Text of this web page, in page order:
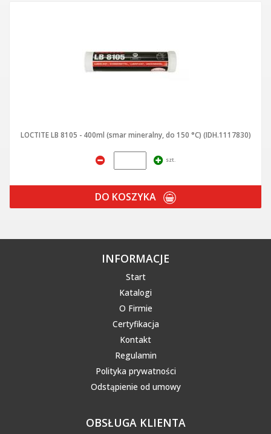
LOCTITE LB 8105 - 400ml (smar mineralny, do 150 °C) (IDH.1117830)
szt.
DO KOSZYKA
INFORMACJE
Start
Katalogi
O Firmie
Certyfikacja
Kontakt
Regulamin
Polityka prywatności
Odstąpienie od umowy
OBSŁUGA KLIENTA